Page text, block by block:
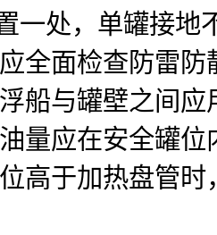
一处，单罐接地
应全面检查防雷
浮船与罐壁之间
油量应在安全罐
位高于加热盘管